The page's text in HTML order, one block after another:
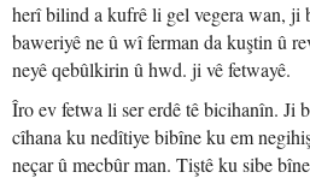
herî bilind a kufrê li gel vegera wan, ji
baweriyê ne û wî ferman da kuştin û
neyê qebûlkirin û hwd. ji vê fetwayê.
Îro ev fetwa li ser erdê tê bicihanîn. Ji
cîhana ku nedîtiye bibîne ku em
neçar û mecbûr man. Tiştê ku sibe